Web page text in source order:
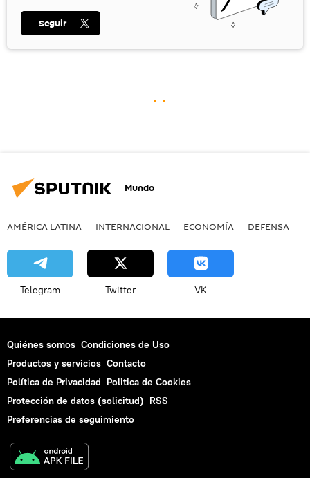
Seguir
Mundo
AMÉRICA LATINA INTERNACIONAL ECONOMÍA DEFENSA
Telegram Twitter VK
Quiénes somos Condiciones de Uso
Productos y servicios Contacto
Política de Privacidad Politica de Cookies
Protección de datos (solicitud) RSS
Preferencias de seguimiento